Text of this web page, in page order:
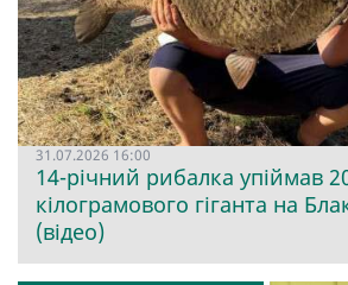
31.07.2026 16:00
14-річний рибалка упіймав
кілограмового гіганта на
(відео)